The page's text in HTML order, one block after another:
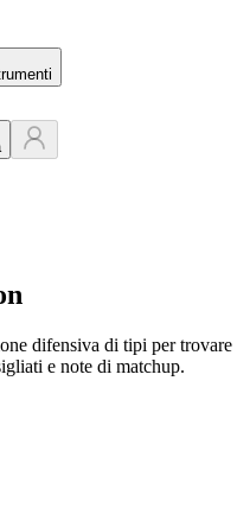
difensiva di tipi per trovare
e note di matchup.